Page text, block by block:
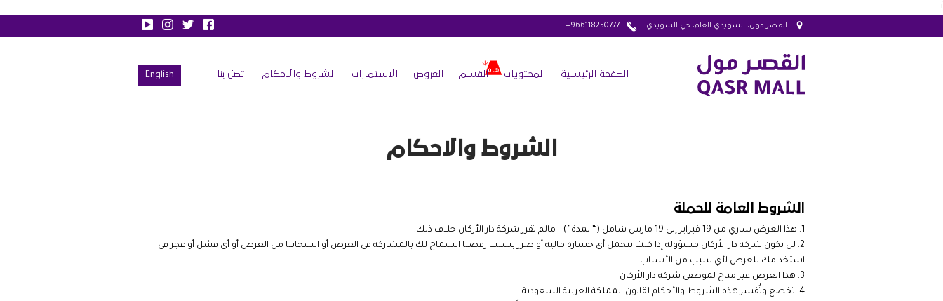
i
القصر مول، السويدي العام، حي السويدي +966118250777
الصفحة الرئيسية المحتويات القسم العروض الاستمارات الشروط والاحكام اتصل بنا English
الشروط والاحكام
الشروط العامة للحملة
هذا العرض ساري من 19 فبراير إلى 19 مارس شامل (“المدة”) – مالم تقرر شركة دار الأركان خلاف ذلك.
لن تكون شركة دار الأركان مسؤولة إذا كنت تتحمل أي خسارة مالية أو ضرر بسبب رفضنا السماح لك بالمشاركة في العرض أو انسحابنا من العرض أو أي فشل أو عجز في
استخدامك للعرض لأي سبب من الأسباب.
هذا العرض غير متاح لموظفي شركة دار الأركان
تخضع وتُفسر هذه الشروط والأحكام لقانون المملكة العربية السعودية.